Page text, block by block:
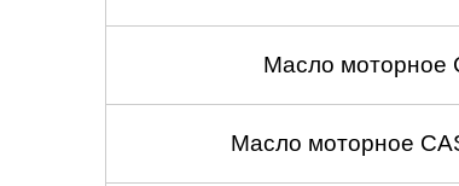
Масло моторное
Масло моторное